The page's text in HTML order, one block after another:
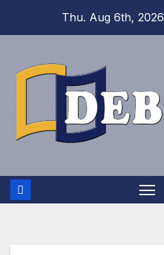
Thu. Aug 6th, 2026